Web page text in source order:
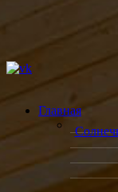
Главная